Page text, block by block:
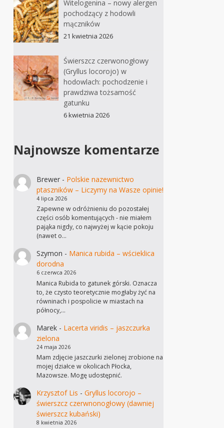
Witelogenina – nowy alergen
pochodzący z hodowli
mączników
21 kwietnia 2026
Świerszcz czerwonogłowy
(Gryllus locorojo) w
hodowlach: pochodzenie i
prawdziwa tożsamość
gatunku
6 kwietnia 2026
Najnowsze komentarze
Brewer- Polskie nazewnictwo
ptaszników – Liczymy na Wasze opinie!
4 lipca 2026
Zapewne w odróżnieniu do pozostałej
części osób komentujących - nie miałem
pająka nigdy, co najwyżej w kącie pokoju
(nawet o…
Szymon - Manica rubida – wścieklica
dorodna
6 czerwca 2026
Manica Rubida to gatunek górski. Oznacza
to, że czysto teoretycznie mogłaby żyć na
równinach i pospolicie w miastach na
północy,…
Marek- Lacerta viridis – jaszczurka
zielona
24 maja 2026
Mam zdjęcie jaszczurki zielonej zrobione na
mojej działce w okolicach Płocka,
Mazowsze. Mogę udostępnić.
Krzysztof Lis - Gryllus locorojo –
świerszcz czerwnonogłowy (dawniej
świerszcz kubański)
8 kwietnia 2026